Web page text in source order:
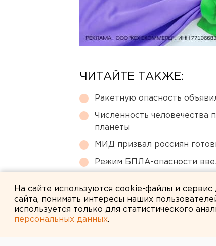
ЧИТАЙТЕ ТАКЖЕ:
Ракетную опасность
Численность человечества
планеты
МИД призвал россиян
Режим БПЛА-опасности
На сайте используются cookie-файлы и
сайта, понимать интересы наших
используется только для статистического
персональных данных.